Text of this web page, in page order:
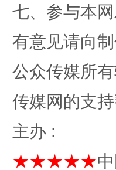
完善运行机制助力
七、参与本
有意见请向
公众传媒所
传媒网的支
主办 :
★★★★★